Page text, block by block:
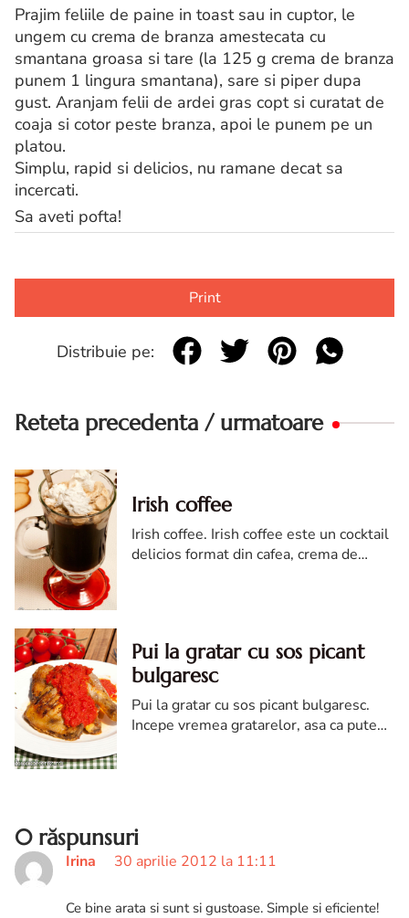
Prajim feliile de paine in toast sau in cuptor, le
ungem cu crema de branza amestecata cu
smantana groasa si tare (la 125 g crema de branza
punem 1 lingura smantana), sare si piper dupa
gust. Aranjam felii de ardei gras copt si curatat de
coaja si cotor peste branza, apoi le punem pe un
platou.
Simplu, rapid si delicios, nu ramane decat sa
incercati.
Sa aveti pofta!
Print
Distribuie pe:
Reteta precedenta / urmatoare
Irish coffee
Irish coffee. Irish coffee este un cocktail
delicios format din cafea, crema de
Pui la gratar cu sos picant
bulgaresc
Pui la gratar cu sos picant bulgaresc.
Incepe vremea gratarelor, asa ca putem
0 răspunsuri
Irina 30 aprilie 2012 la 11:11
Ce bine arata si sunt si gustoase. Simple si eficiente!